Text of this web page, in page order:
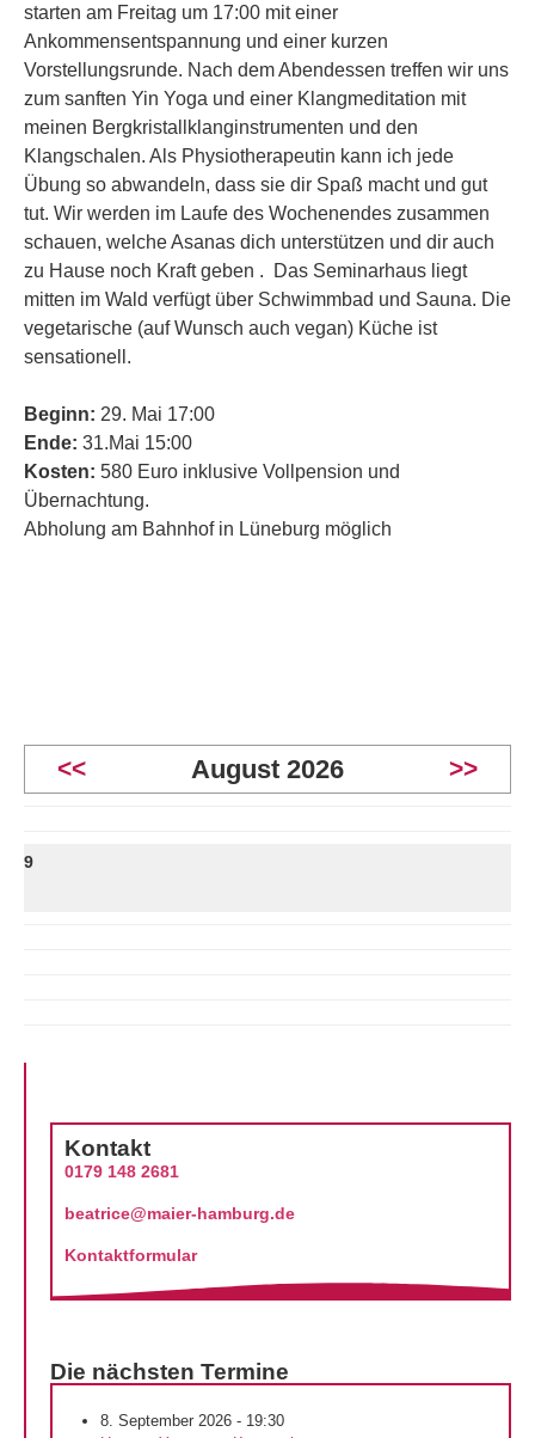
starten am Freitag um 17:00 mit einer
Ankommensentspannung und einer kurzen
Vorstellungsrunde. Nach dem Abendessen treffen wir uns
zum sanften Yin Yoga und einer Klangmeditation mit
meinen Bergkristallklanginstrumenten und den
Klangschalen. Als Physiotherapeutin kann ich jede
Übung so abwandeln, dass sie dir Spaß macht und gut
tut. Wir werden im Laufe des Wochenendes zusammen
schauen, welche Asanas dich unterstützen und dir auch
zu Hause noch Kraft geben . Das Seminarhaus liegt
mitten im Wald verfügt über Schwimmbad und Sauna. Die
vegetarische (auf Wunsch auch vegan) Küche ist
sensationell.
Beginn: 29. Mai 17:00
Ende: 31.Mai 15:00
Kosten: 580 Euro inklusive Vollpension und
Übernachtung.
Abholung am Bahnhof in Lüneburg möglich
<< August 2026 >>
9
Kontakt
0179 148 2681
beatrice@maier-hamburg.de
Kontaktformular
Die nächsten Termine
8. September 2026 - 19:30